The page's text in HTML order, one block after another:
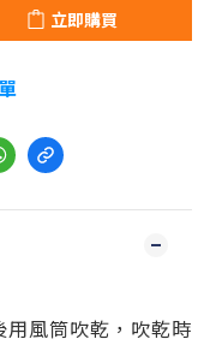
立即購買
風筒吹乾，吹乾時